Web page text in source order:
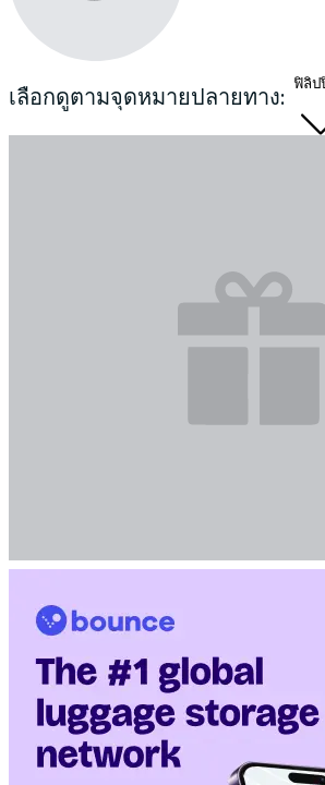
เลือกดูตามจุดหมายปลายทาง: